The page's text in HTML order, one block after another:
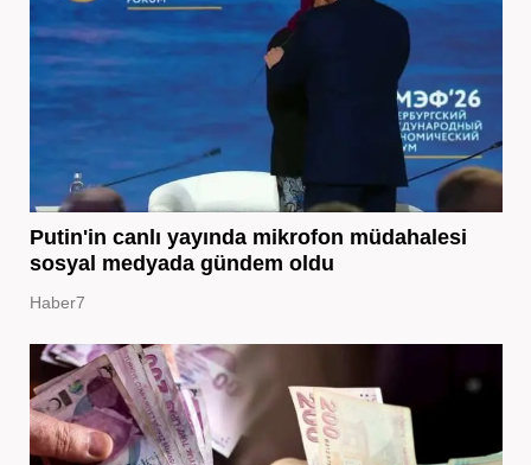
Putin'in canlı yayında mikrofon müdahalesi
sosyal medyada gündem oldu
Haber7